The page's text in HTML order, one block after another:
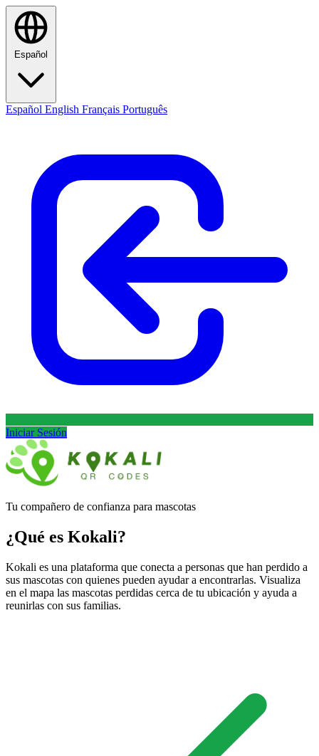
Español
Español English Français Português
Iniciar Sesión
Tu compañero de confianza para mascotas
¿Qué es Kokali?
Kokali es una plataforma que conecta a personas que han perdido a
sus mascotas con quienes pueden ayudar a encontrarlas. Visualiza
en el mapa las mascotas perdidas cerca de tu ubicación y ayuda a
reunirlas con sus familias.